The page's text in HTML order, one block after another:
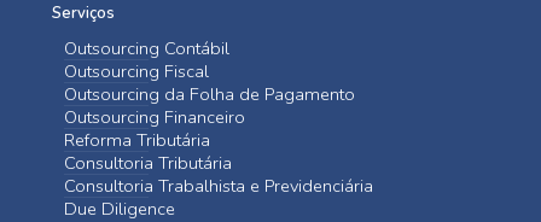
Serviços
Outsourcing Contábil
Outsourcing Fiscal
Outsourcing da Folha de Pagamento
Outsourcing Financeiro
Reforma Tributária
Consultoria Tributária
Consultoria Trabalhista e Previdenciária
Due Diligence